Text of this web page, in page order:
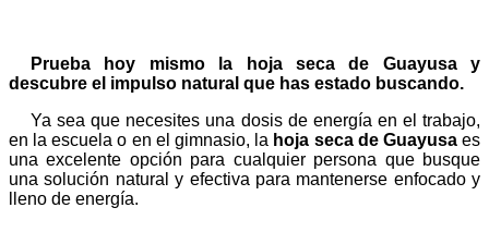
Prueba hoy mismo la hoja seca de Guayusa y
descubre el impulso natural que has estado buscando.
Ya sea que necesites una dosis de energía en el trabajo,
en la escuela o en el gimnasio, la hoja seca de Guayusaes
una excelente opción para cualquier persona que busque
una solución natural y efectiva para mantenerse enfocado y
lleno de energía.